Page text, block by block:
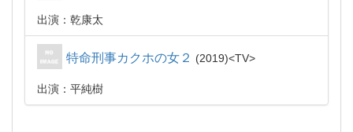
出演：乾康太
特命刑事カクホの女２ 2019 TV
出演：平純樹